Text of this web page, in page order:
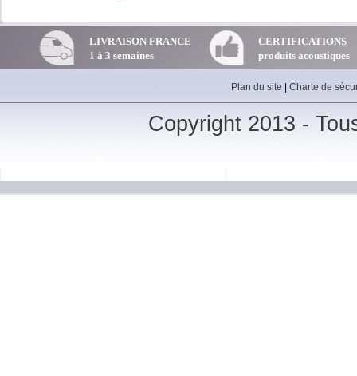
LIVRAISON FRANCE
1 à 3 semaines
CERTIFICATIONS
produits acoustiques
Plan du site Charte de
Copyright 2013 -